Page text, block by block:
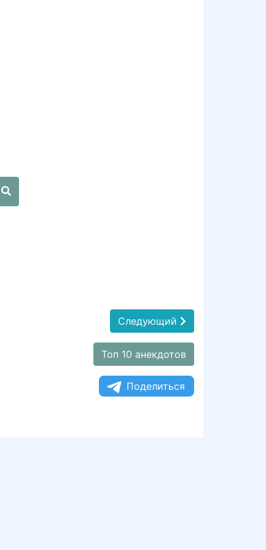
Следующий
Топ 10 анекдотов
Поделиться